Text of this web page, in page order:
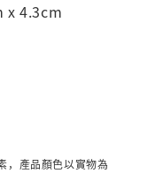
x 4.3cm
，產品顏色以實物為